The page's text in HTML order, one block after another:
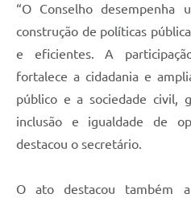
“O Conselho desempenha
construção de políticas
e eficientes. A
fortalece a cidadania e
público e a sociedade civil,
inclusão e igualdade de
destacou o secretário.
O ato destacou também